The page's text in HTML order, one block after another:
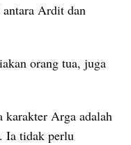
antara Ardit dan
orang tua, juga
karakter Arga adalah
Ia tidak perlu